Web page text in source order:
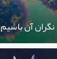
آن باشیم